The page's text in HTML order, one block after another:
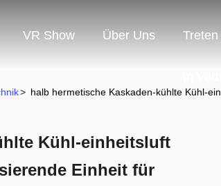
VR Show Über Uns
> halb hermetische Kaskaden-kühlte Kühl-
Kühl-einheitsluft
Einheit für